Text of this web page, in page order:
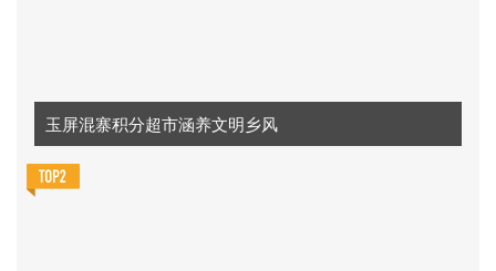
玉屏混寨积分超市涵养文明乡风